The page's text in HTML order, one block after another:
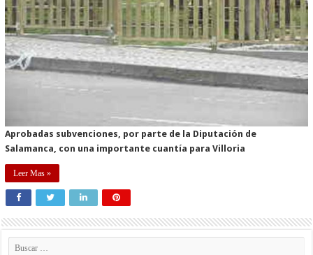
Aprobadas subvenciones, por parte de la Diputación de
Salamanca, con una importante cuantía para Villoria
Leer Mas »